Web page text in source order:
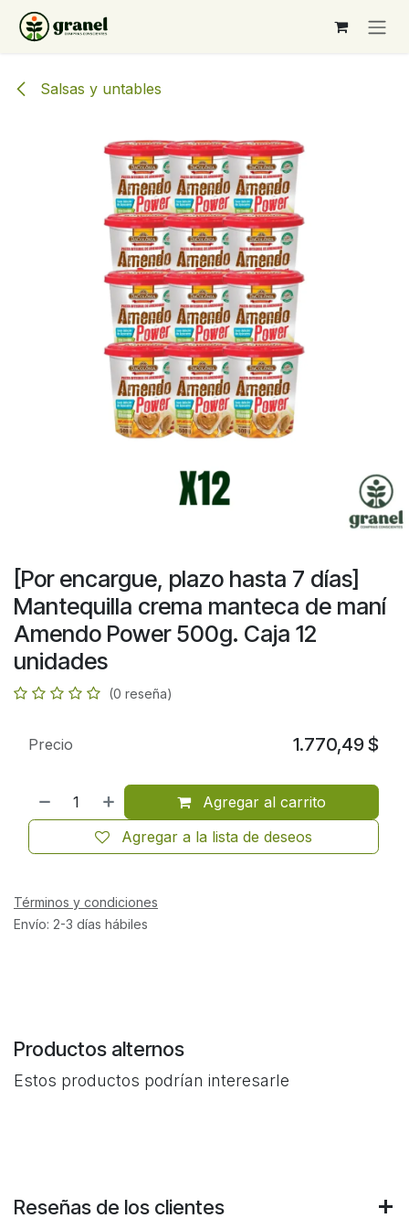
Ir al contenido
Salsas y untables
[Por encargue, plazo hasta 7 días]
Mantequilla crema manteca de maní
Amendo Power 500g. Caja 12
unidades
(0 reseña)
Agregar al carrito
Agregar a la lista de deseos
Precio 1.770,49$
Términos y condiciones
Envío: 2-3 días hábiles
Productos alternos
Estos productos podrían interesarle
Reseñas de los clientes